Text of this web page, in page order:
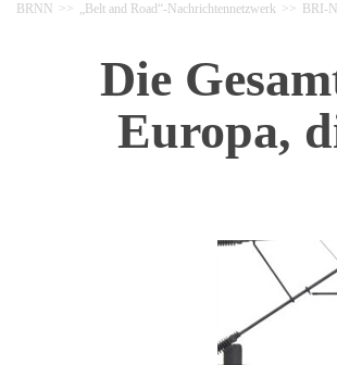
BRNN >> „Belt and Road“-Nachrichtennetzwerk >> BRI-
Die
Europa,